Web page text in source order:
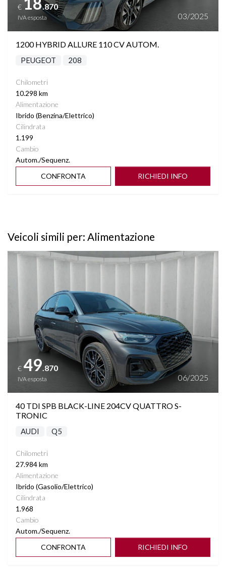
€ .870
IVA esposta 03/2025
1200 HYBRID ALLURE 110 CV AUTOM.
PEUGEOT 208
Chilometri
10.298 km
Alimentazione
Ibrido (Benzina/Elettrico)
Cilindrata
1.199
Cambio
Autom./Sequenz.
CONFRONTA
RICHIEDI INFO
Veicoli simili per: Alimentazione
Vedi dettagli
€49.870
IVA esposta 06/2025
40 TDI SPB BLACK-LINE 204CV QUATTRO S-
TRONIC
AUDI Q5
Chilometri
27.984 km
Alimentazione
Ibrido (Gasolio/Elettrico)
Cilindrata
1.968
Cambio
Autom./Sequenz.
CONFRONTA
RICHIEDI INFO